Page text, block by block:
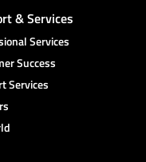
& Services
Services
Success
Services